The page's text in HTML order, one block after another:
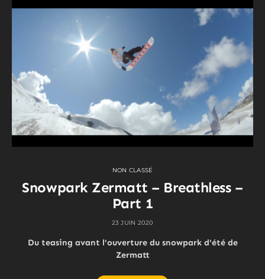
NON CLASSÉ
Snowpark Zermatt – Breathless –
Part 1
23 JUIN 2020
Du teasing avant l'ouverture du snowpark d'été de
Zermatt